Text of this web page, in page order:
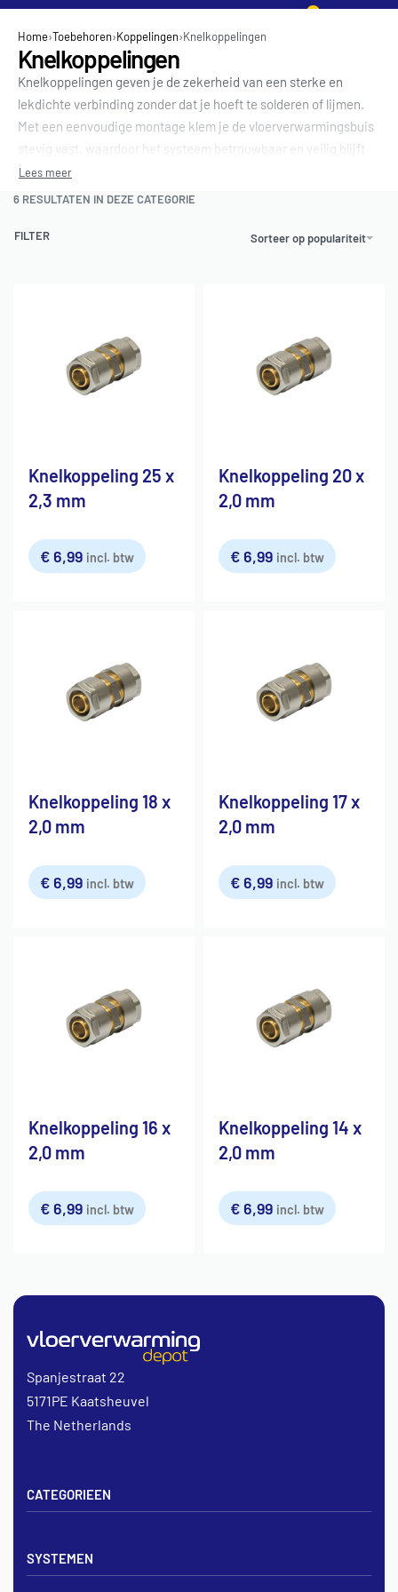
Home›Toebehoren›Koppelingen›Knelkoppelingen
Knelkoppelingen
Knelkoppelingen geven je de zekerheid van een sterke en
lekdichte verbinding zonder dat je hoeft te solderen of lijmen.
Met een eenvoudige montage klem je de vloerverwarmingsbuis
stevig vast, waardoor het systeem betrouwbaar en veilig blijft
functioneren. Zo maak je het aansluiten van vloerverwarming
snel, efficiënt en duurzaam.
6 RESULTATEN IN DEZE CATEGORIE
Sorteer op populariteit
FILTER
Knelkoppeling 25 x
2,3 mm
€ 6,99 incl. btw
Knelkoppeling 20 x
2,0 mm
€ 6,99 incl. btw
Knelkoppeling 18 x
2,0 mm
€ 6,99 incl. btw
Knelkoppeling 17 x
2,0 mm
€ 6,99 incl. btw
Knelkoppeling 16 x
2,0 mm
€ 6,99 incl. btw
Knelkoppeling 14 x
2,0 mm
€ 6,99 incl. btw
CATEGORIEEN
Verdelers
SYSTEMEN
Spanjestraat 22
5171PE Kaatsheuvel
The Netherlands